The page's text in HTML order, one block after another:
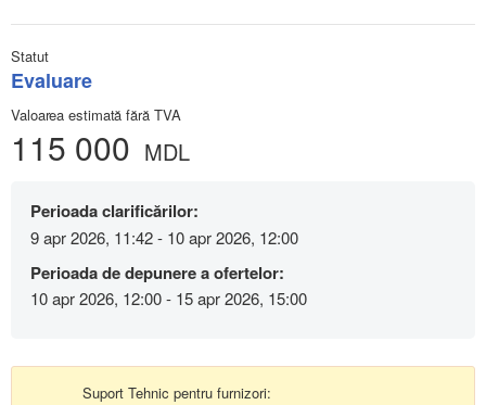
Statut
Evaluare
Valoarea estimată fără TVA
115 000 MDL
Perioada clarificărilor:
9 apr 2026, 11:42 - 10 apr 2026, 12:00
Perioada de depunere a ofertelor:
10 apr 2026, 12:00 - 15 apr 2026, 15:00
Suport Tehnic pentru furnizori: